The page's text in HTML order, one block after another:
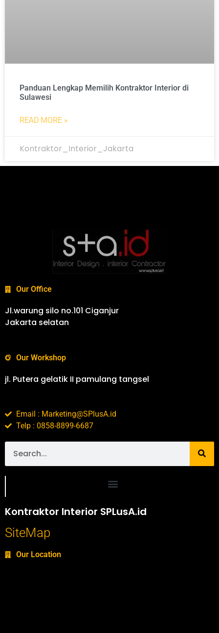
Panduan Lengkap Memilih Kontraktor Interior di
Sulawesi
READ MORE »
Kontraktor_Interior_Jakarta
Our Office
Jl.warung silo no.101 Ciganjur
Jakarta selatan
Our Workshop
jl. Putera gelatik II pamulang tangsel
Email : Marketing@SPlusA.id
Telp : 0858-8899-6687
Kontraktor Interior SPLusA.id
SiteMap
Our Location